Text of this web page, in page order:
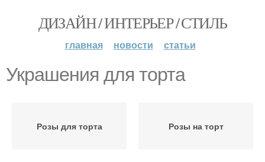
ДИЗАЙН / ИНТЕРЬЕР / СТИЛЬ
главная новости статьи
Украшения для торта
Розы для торта Розы на торт